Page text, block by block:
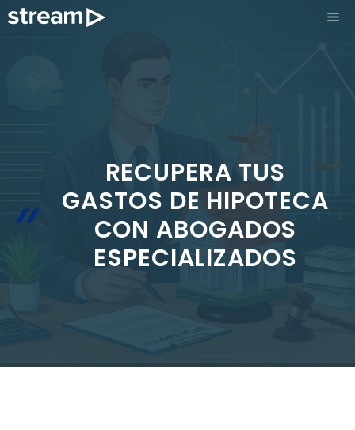
Saltar
RECUPERA TUS
GASTOS DE HIPOTECA
CON ABOGADOS
ESPECIALIZADOS